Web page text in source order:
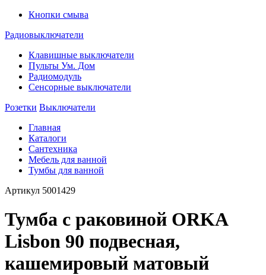
Кнопки смыва
Радиовыключатели
Клавишные выключатели
Пульты Ум. Дом
Радиомодуль
Сенсорные выключатели
Розетки Выключатели
Главная
Каталоги
Сантехника
Мебель для ванной
Тумбы для ванной
Артикул 5001429
Тумба с раковиной ORKA
Lisbon 90 подвесная,
кашемировый матовый